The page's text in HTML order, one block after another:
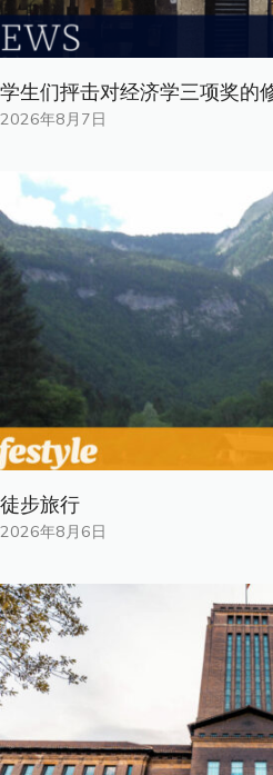
学生们抨击对经济学三项奖的
2026年8月7日
徒步旅行
2026年8月6日